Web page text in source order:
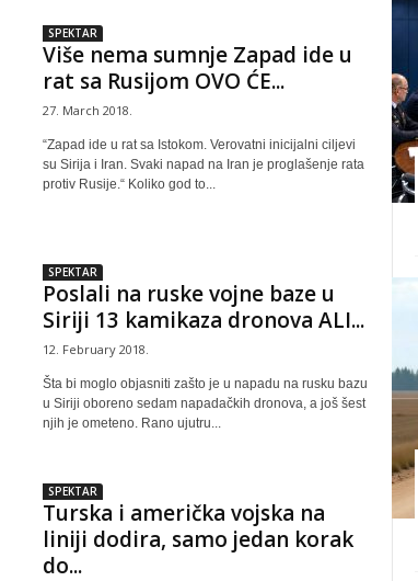
SPEKTAR
Više nema sumnje Zapad ide u
rat sa Rusijom OVO ĆE...
27. March 2018.
“Zapad ide u rat sa Istokom. Verovatni inicijalni ciljevi
su Sirija i Iran. Svaki napad na Iran je proglašenje rata
protiv Rusije.“ Koliko god to...
SPEKTAR
Poslali na ruske vojne baze u
Siriji 13 kamikaza dronova ALI...
12. February 2018.
Šta bi moglo objasniti zašto je u napadu na rusku bazu
u Siriji oboreno sedam napadačkih dronova, a još šest
njih je ometeno. Rano ujutru...
SPEKTAR
Turska i američka vojska na
liniji dodira, samo jedan korak
do...